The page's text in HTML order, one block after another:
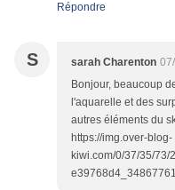
Répondre
S sarah Charenton
Bonjour, beaucoup
l'aquarelle et des
autres éléments du
https://img.over-blog-
kiwi.com/0/37/35/